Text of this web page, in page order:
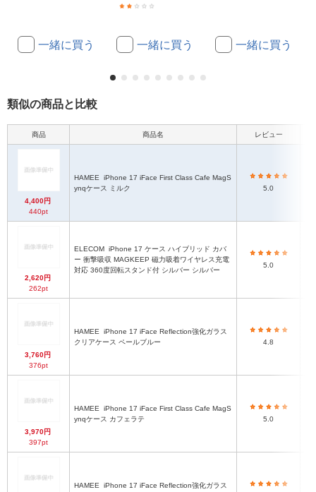
一緒に買う 一緒に買う 一緒に買う
類似の商品と比較
商品 商品名 レビュー
4,400円
440pt
HAMEE
ynqケース ミルク
5.0
2,620円
262pt
ELECOM
ー 衝撃吸収 MAGKEEP 磁力吸着ワイヤレス充電
対応 360度回転スタンド付 シルバー シルバー
5.0
3,760円
376pt
HAMEE
クリアケース ペールブルー
4.8
3,970円
397pt
HAMEE
ynqケース カフェラテ
5.0
HAMEE